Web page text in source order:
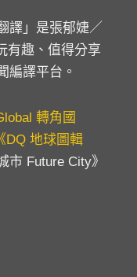
譯」是張郁婕／
有趣、值得分享
編譯平台。
轉角國
《DQ 地球圖輯
市 Future City》